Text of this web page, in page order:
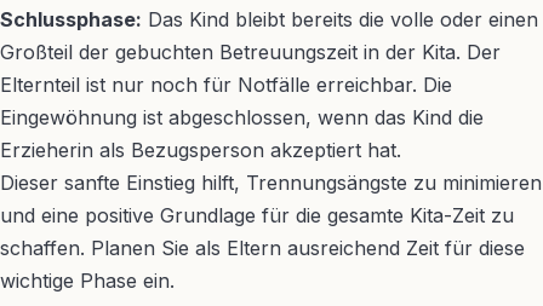
Schlussphase: Das Kind bleibt bereits die volle oder einen
Großteil der gebuchten Betreuungszeit in der Kita. Der
Elternteil ist nur noch für Notfälle erreichbar. Die
Eingewöhnung ist abgeschlossen, wenn das Kind die
Erzieherin als Bezugsperson akzeptiert hat.
Dieser sanfte Einstieg hilft, Trennungsängste zu minimieren
und eine positive Grundlage für die gesamte Kita-Zeit zu
schaffen. Planen Sie als Eltern ausreichend Zeit für diese
wichtige Phase ein.